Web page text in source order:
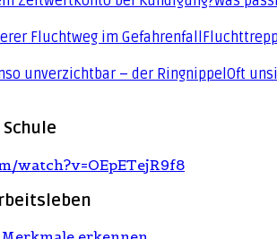
Oft
watch?v=OEpETejR9f8